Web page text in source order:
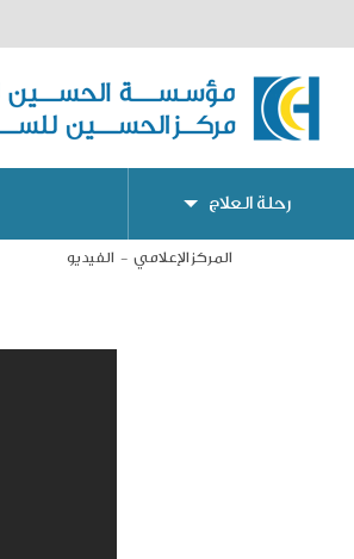
رحلة العلاج
المركز الإعلامي الفيديو